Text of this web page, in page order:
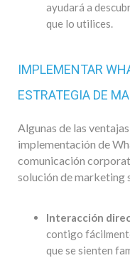
ayudará a
que lo utilices.
IMPLEMENTAR
ESTRATEGIA DE
Algunas de las
implementación de
comunicación
solución de marketing
Interacción
contigo
que se sienten